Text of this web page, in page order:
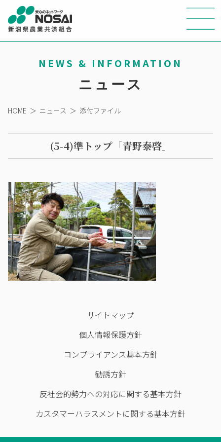
NEWS & INFORMATION
ニュース
HOME ＞ ニュース ＞ 添付ファイル
(5-4)準トップ「青野泰啓」
サイトマップ
個人情報保護方針
コンプライアンス基本方針
勧誘方針
反社会的勢力への対応に関する基本方針
カスタマーハラスメントに関する基本方針